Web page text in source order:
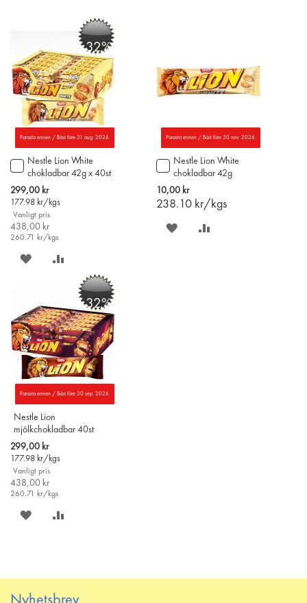
-32%
Parasta ennen / Bäst före 31 aug. 2026
Nestle Lion White
chokladbar 42g x 40st
Special
Price
299,00 kr
177.98 kr/kgs
Vanligt pris
438,00 kr
260.71 kr/kgs
Lägg
till
varukorgen
SPARA
ÖNSKELISTAN
JÄMFÖR
Parasta ennen / Bäst före 30 nov. 2026
Nestle Lion White
chokladbar 42g
10,00 kr
238.10 kr/kgs
Lägg
till
i
varukorgen
SPARA
-32%
Parasta ennen / Bäst före 30 sep. 2026
Nestle Lion
mjölkchokladbar 40st
Special
Price
299,00 kr
177.98 kr/kgs
Vanligt pris
438,00 kr
260.71 kr/kgs
SPARA